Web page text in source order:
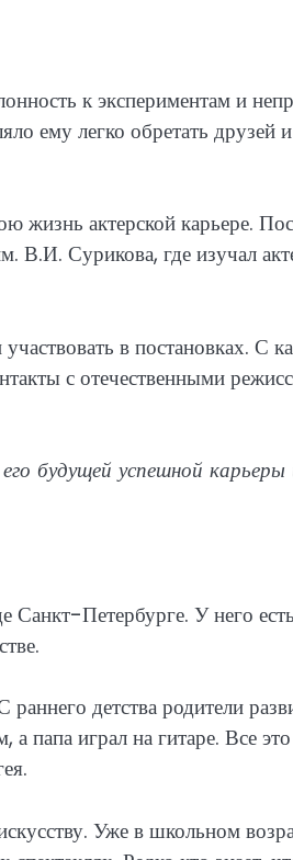
к экспериментам и
ему легко обретать
жизнь актерской карьере.
В.И. Сурикова, где изучал
в постановках. С
с отечественными
будущей успешной
Санкт-Петербурге. У него
детства родители
папа играл на гитаре. Все
Уже в школьном